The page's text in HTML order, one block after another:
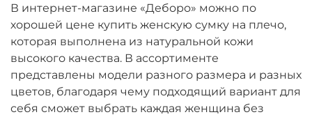
В интернет-магазине «Деборо» можно по
хорошей цене купить женскую сумку на плечо,
которая выполнена из натуральной кожи
высокого качества. В ассортименте
представлены модели разного размера и разных
цветов, благодаря чему подходящий вариант для
себя сможет выбрать каждая женщина без